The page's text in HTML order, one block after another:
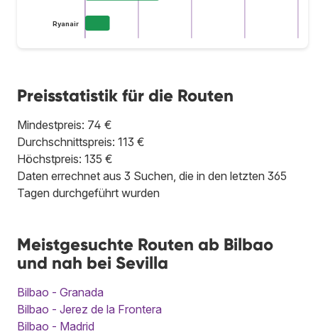
Ryanair
Preisstatistik für die Routen
Mindestpreis: 74 €
Durchschnittspreis: 113 €
Höchstpreis: 135 €
Daten errechnet aus 3 Suchen, die in den letzten 365
Tagen durchgeführt wurden
Meistgesuchte Routen ab Bilbao
und nah bei Sevilla
Bilbao - Granada
Bilbao - Jerez de la Frontera
Bilbao - Madrid